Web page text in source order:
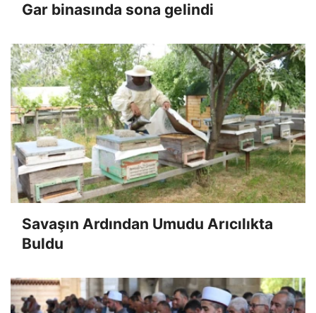
Gar binasında sona gelindi
Savaşın Ardından Umudu Arıcılıkta
Buldu